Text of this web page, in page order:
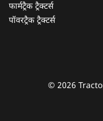
फार्मट्रैक ट्रैक्टर्स
पॉवरट्रैक ट्रैक्टर्स
© 2026